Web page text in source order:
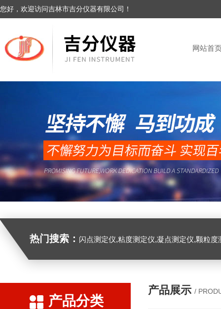
您好，欢迎访问吉林市吉分仪器有限公司！
网站首
热门搜索： 闪点测定仪,粘度测定仪,凝点测定仪,颗粒
产品分类
产品展示 /